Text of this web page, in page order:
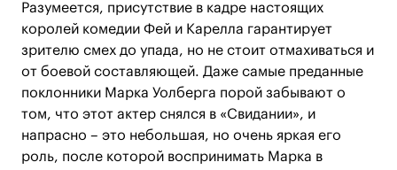
Разумеется, присутствие в кадре настоящих
королей комедии Фей и Карелла гарантирует
зрителю смех до упада, но не стоит отмахиваться и
от боевой составляющей. Даже самые преданные
поклонники Марка Уолберга порой забывают о
том, что этот актер снялся в «Свидании», и
напрасно – это небольшая, но очень яркая его
роль, после которой воспринимать Марка в